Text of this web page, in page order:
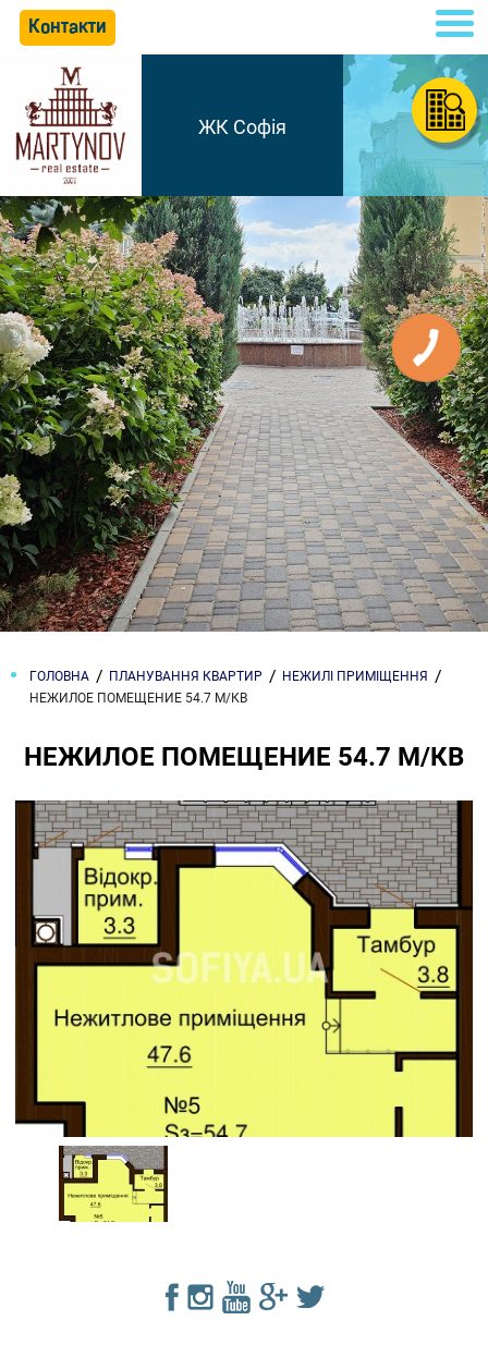
Контакти
ЖК Софія
ГОЛОВНА ПЛАНУВАННЯ КВАРТИР
НЕЖИЛІ ПРИМІЩЕННЯ
НЕЖИЛОЕ ПОМЕЩЕНИЕ 54.7 М/КВ
НЕЖИЛОЕ ПОМЕЩЕНИЕ 54.7 М/КВ